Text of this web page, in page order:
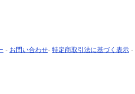
- お問い合わせ- 特定商取引法に基づく表示 -